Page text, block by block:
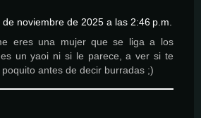
de noviembre de 2025 a las 2:46 p.m.
eres una mujer que se liga a los
un yaoi ni si le parece, a ver si te
antes de decir burradas ;)